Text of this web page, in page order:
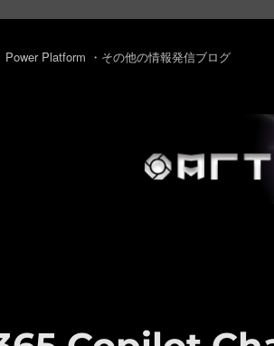
Platform ・その他の情報発信ブログ